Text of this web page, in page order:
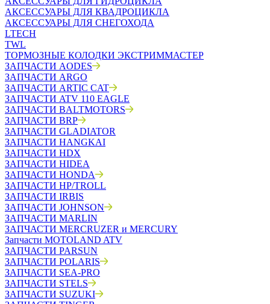
АКСЕССУАРЫ ДЛЯ КВАДРОЦИКЛА
АКСЕССУАРЫ ДЛЯ СНЕГОХОДА
LTECH
TWL
ТОРМОЗНЫЕ КОЛОДКИ ЭКСТРИММАСТЕР
ЗАПЧАСТИ AODES
ЗАПЧАСТИ ARGO
ЗАПЧАСТИ ARTIC CAT
ЗАПЧАСТИ ATV 110 EAGLE
ЗАПЧАСТИ BALTMOTORS
ЗАПЧАСТИ BRP
ЗАПЧАСТИ GLADIATOR
ЗАПЧАСТИ HANGKAI
ЗАПЧАСТИ HDX
ЗАПЧАСТИ HIDEA
ЗАПЧАСТИ HONDA
ЗАПЧАСТИ HP/TROLL
ЗАПЧАСТИ IRBIS
ЗАПЧАСТИ JOHNSON
ЗАПЧАСТИ MARLIN
ЗАПЧАСТИ MERCRUZER и MERCURY
Запчасти MOTOLAND ATV
ЗАПЧАСТИ PARSUN
ЗАПЧАСТИ POLARIS
ЗАПЧАСТИ SEA-PRO
ЗАПЧАСТИ STELS
ЗАПЧАСТИ SUZUKI